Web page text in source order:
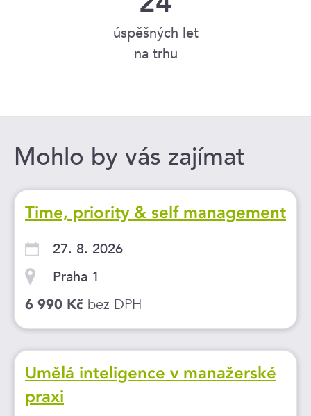
úspěšných let
na trhu
Mohlo by vás zajímat
Time, priority & self management
27. 8. 2026
Praha 1
6 990 Kč bez DPH
Umělá inteligence v manažerské
praxi